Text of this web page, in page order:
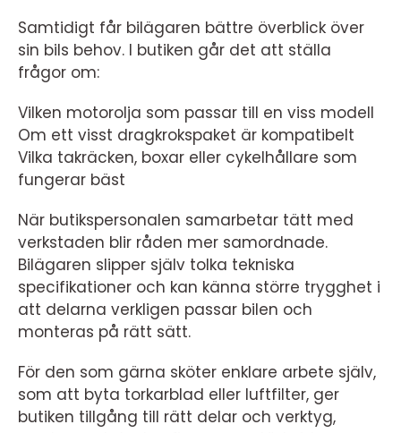
Samtidigt får bilägaren bättre överblick över
sin bils behov. I butiken går det att ställa
frågor om:
Vilken motorolja som passar till en viss modell
Om ett visst dragkrokspaket är kompatibelt
Vilka takräcken, boxar eller cykelhållare som
fungerar bäst
När butikspersonalen samarbetar tätt med
verkstaden blir råden mer samordnade.
Bilägaren slipper själv tolka tekniska
specifikationer och kan känna större trygghet i
att delarna verkligen passar bilen och
monteras på rätt sätt.
För den som gärna sköter enklare arbete själv,
som att byta torkarblad eller luftfilter, ger
butiken tillgång till rätt delar och verktyg,